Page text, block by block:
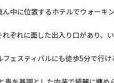
中に位置するホテルでウォーキ
ぞれに面した出入り口があり、
ェスティバルにも徒歩5分で行け